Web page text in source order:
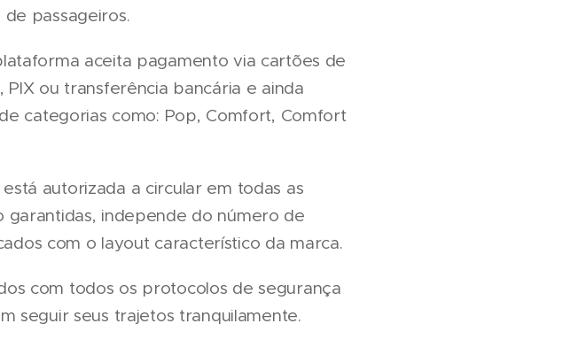
passageiros.
aceita pagamento via cartões de
ou transferência bancária e ainda
categorias como: Pop, Comfort, Comfort
autorizada a circular em todas as
garantidas, independe do número de
com o layout característico da marca.
com todos os protocolos de segurança
seguir seus trajetos tranquilamente.